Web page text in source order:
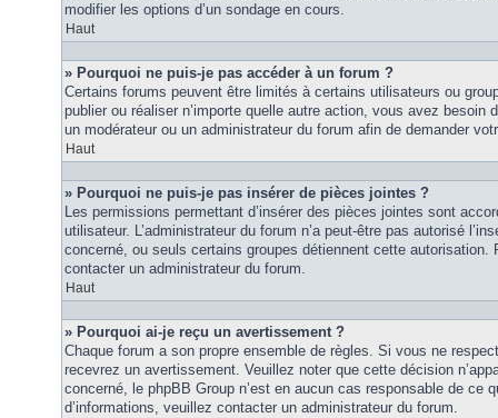
modifier les options d’un sondage en cours.
Haut
» Pourquoi ne puis-je pas accéder à un forum ?
Certains forums peuvent être limités à certains utilisateurs ou
publier ou réaliser n’importe quelle autre action, vous avez besoin
un modérateur ou un administrateur du forum afin de demander
Haut
» Pourquoi ne puis-je pas insérer de pièces jointes ?
Les permissions permettant d’insérer des pièces jointes sont
utilisateur. L’administrateur du forum n’a peut-être pas autorisé
concerné, ou seuls certains groupes détiennent cette autorisation.
contacter un administrateur du forum.
Haut
» Pourquoi ai-je reçu un avertissement ?
Chaque forum a son propre ensemble de règles. Si vous ne
recevrez un avertissement. Veuillez noter que cette décision
concerné, le phpBB Group n’est en aucun cas responsable de ce
d’informations, veuillez contacter un administrateur du forum.